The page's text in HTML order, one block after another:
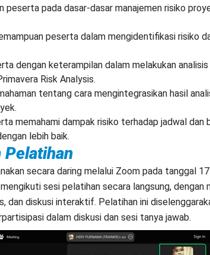
peserta pada dasar-dasar manajemen risiko
peserta dalam mengidentifikasi risiko
dengan keterampilan dalam melakukan
Risk Analysis.
tentang cara mengintegrasikan hasil
memahami dampak risiko terhadap jadwal dan
lebih baik.
Pelatihan
secara daring melalui Zoom pada tanggal
sesi pelatihan secara langsung, dengan
dan diskusi interaktif. Pelatihan ini
dalam diskusi dan sesi tanya jawab.